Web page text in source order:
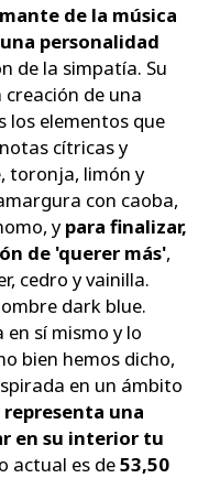
de la música
personalidad
de la simpatía. Su
de una
los elementos que
cítricas y
toronja, limón y
con caoba,
ypara finalizar,
de 'querer más',
cedro y vainilla.
dark blue.
sí mismo y lo
bien hemos dicho,
en un ámbito
una
en su interior tu
actual es de53,50